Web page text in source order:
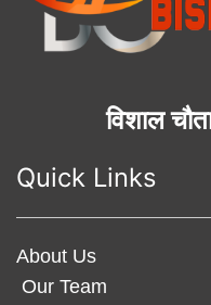
विशाल
Quick Links
About Us
Our Team